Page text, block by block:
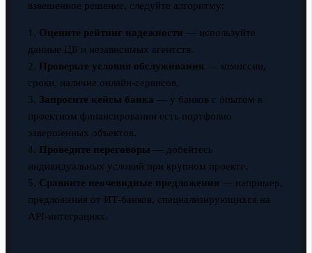
взвешенное решение, следуйте алгоритму:
1. Оцените рейтинг надежности — используйте
данные ЦБ и независимых агентств.
2. Проверьте условия обслуживания — комиссии,
сроки, наличие онлайн-сервисов.
3. Запросите кейсы банка — у банков с опытом в
проектном финансировании есть портфолио
завершенных объектов.
4. Проведите переговоры — добейтесь
индивидуальных условий при крупном проекте.
5. Сравните неочевидные предложения — например,
предложения от ИТ-банков, специализирующихся на
API-интеграциях.